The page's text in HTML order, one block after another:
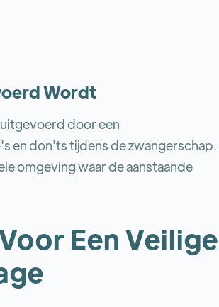
Wordt
door een
en don'ts tijdens de zwangerschap.
omgeving waar de aanstaande
Een Veilige